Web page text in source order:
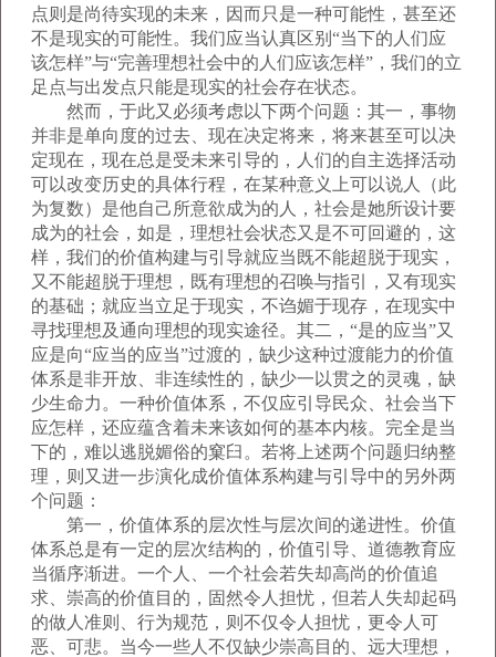
点则是尚待实现的未来，因而只是一种可能性，甚至还
不是现实的可能性。我们应当认真区别“当下的人们应
该怎样”与“完善理想社会中的人们应该怎样”，我们的立
足点与出发点只能是现实的社会存在状态。
然而，于此又必须考虑以下两个问题：其一，事物
并非是单向度的过去、现在决定将来，将来甚至可以决
定现在，现在总是受未来引导的，人们的自主选择活动
可以改变历史的具体行程，在某种意义上可以说人（此
为复数）是他自己所意欲成为的人，社会是她所设计要
成为的社会，如是，理想社会状态又是不可回避的，这
样，我们的价值构建与引导就应当既不能超脱于现实，
又不能超脱于理想，既有理想的召唤与指引，又有现实
的基础；就应当立足于现实，不诌媚于现存，在现实中
寻找理想及通向理想的现实途径。其二，“是的应当”又
应是向“应当的应当”过渡的，缺少这种过渡能力的价值
体系是非开放、非连续性的，缺少一以贯之的灵魂，缺
少生命力。一种价值体系，不仅应引导民众、社会当下
应怎样，还应蕴含着未来该如何的基本内核。完全是当
下的，难以逃脱媚俗的窠臼。若将上述两个问题归纳整
理，则又进一步演化成价值体系构建与引导中的另外两
个问题：
第一，价值体系的层次性与层次间的递进性。价值
体系总是有一定的层次结构的，价值引导、道德教育应
当循序渐进。一个人、一个社会若失却高尚的价值追
求、崇高的价值目的，固然令人担忧，但若人失却起码
的做人准则、行为规范，则不仅令人担忧，更令人可
恶、可悲。当今一些人不仅缺少崇高目的、远大理想，